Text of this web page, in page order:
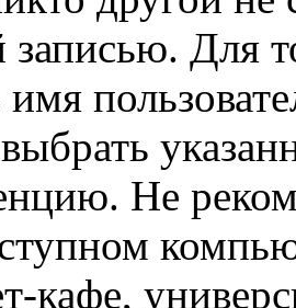
записью. Для
имя
Не
кафе,